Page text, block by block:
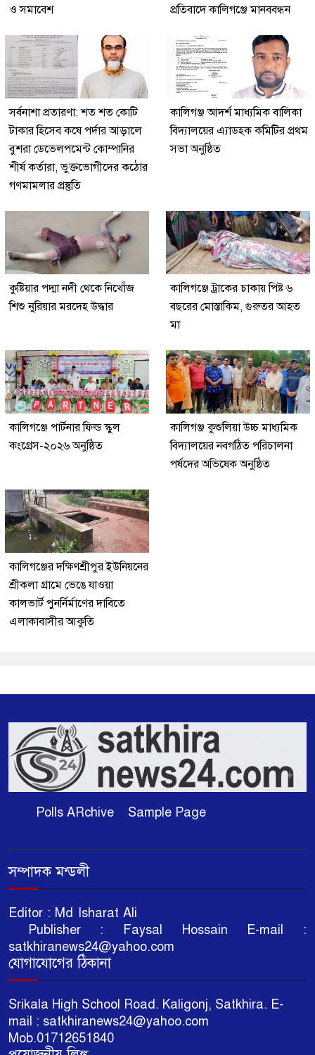
ও সমাবেশ
প্রতিবাদে কালিগঞ্জে মানববন্ধন
সর্বনাশা প্রতারণা: শত শত কোটি
টাকার হিসেব কষে পর্দার আড়ালে
বুশরা ডেভেলপমেন্ট কোম্পানির
শীর্ষ কর্তারা, ভুক্তভোগীদের কঠোর
গণমামলার প্রস্তুতি
কালিগঞ্জ আদর্শ মাধ্যমিক বালিকা
বিদ্যালয়ের এ্যাডহক কমিটির প্রথম
সভা অনুষ্ঠিত
কুষ্টিয়ার পদ্মা নদী থেকে নিখোঁজ
শিশু নুরিয়ার মরদেহ উদ্ধার
কালিগঞ্জে ট্রাকের চাকায় পিষ্ট ৬
বছরের মোস্তাকিম, গুরুতর আহত
মা
কালিগঞ্জে পার্টনার ফিল্ড স্কুল
কংগ্রেস-২০২৬ অনুষ্ঠিত
কালিগঞ্জ কুশুলিয়া উচ্চ মাধ্যমিক
বিদ্যালয়ের নবগঠিত পরিচালনা
পর্ষদের অভিষেক অনুষ্ঠিত
কালিগঞ্জের দক্ষিণশ্রীপুর ইউ‌নিয়‌নের
শ্রীকলা গ্রা‌মে ভেঙে যাওয়া
কালভার্ট পুনর্নির্মাণের দাবিতে
এলাকাবাসীর আকুতি
Polls ARchive Sample Page
সম্পাদক মন্ডলী
Editor : Md Isharat Ali
Publisher : Faysal Hossain E-mail :
satkhiranews24@yahoo.com
যোগাযোগের ঠিকানা
Srikala High School Road. Kaligonj, Satkhira. E-
mail : satkhiranews24@yahoo.com
Mob.01712651840